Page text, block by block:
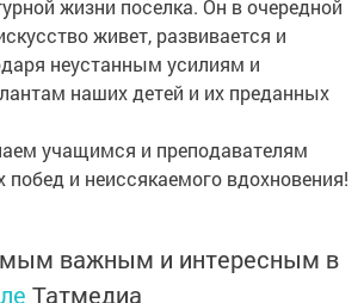
жизни поселка. Он в очередной
живет, развивается и
неустанным усилиям и
наших детей и их преданных
учащимся и преподавателям
побед и неиссякаемого вдохновения!
важным и интересным в
Татмедиа